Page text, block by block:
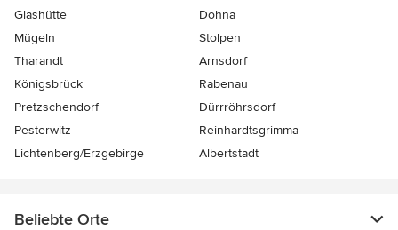
Glashütte
Dohna
Mügeln
Stolpen
Tharandt
Arnsdorf
Königsbrück
Rabenau
Pretzschendorf
Dürrröhrsdorf
Pesterwitz
Reinhardtsgrimma
Lichtenberg/Erzgebirge
Albertstadt
Beliebte Orte